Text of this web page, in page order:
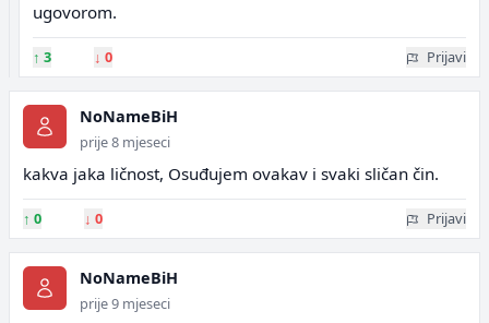
ugovorom.
↑ 3 ↓ 0 Prijavi
NoNameBiH
prije 8 mjeseci
kakva jaka ličnost, Osuđujem ovakav i svaki sličan čin.
↑ 0 ↓ 0 Prijavi
NoNameBiH
prije 9 mjeseci